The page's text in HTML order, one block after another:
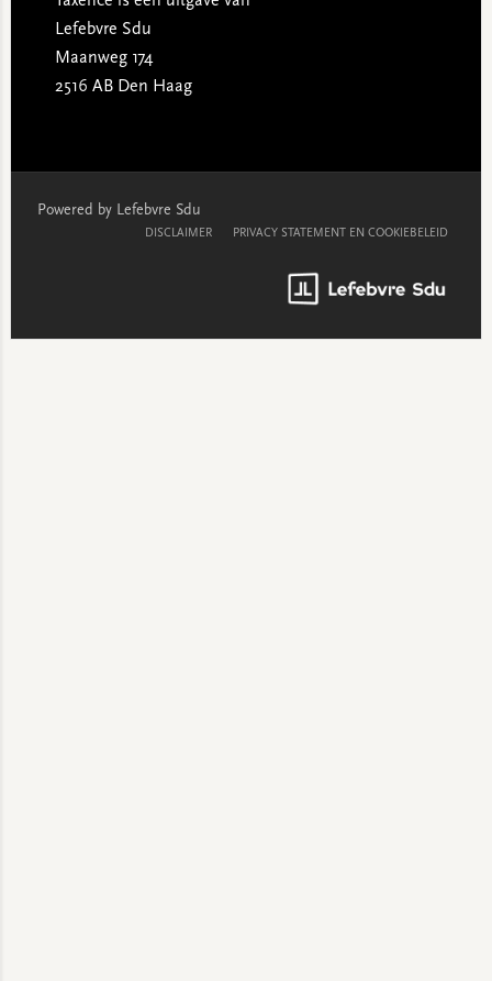
Lefebvre Sdu
Maanweg 174
2516 AB Den Haag
Powered by Lefebvre Sdu
DISCLAIMER PRIVACY STATEMENT EN COOKIEBELEID